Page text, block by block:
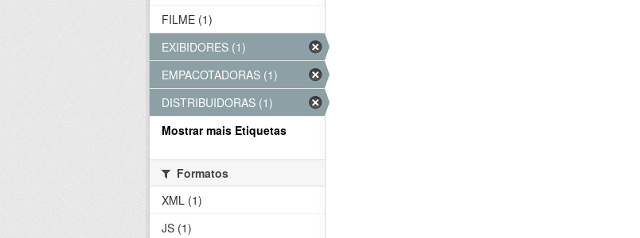
FILME (1)
EXIBIDORES (1)
EMPACOTADORAS (1)
DISTRIBUIDORAS (1)
Mostrar mais Etiquetas
Formatos
XML (1)
JS (1)